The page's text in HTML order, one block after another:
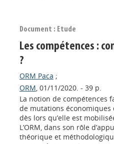
Document : Etude
Les compétences :
?
ORM Paca ;
ORM, 01/11/2020. - 39 p.
La notion de compétences
de mutations économiques
dès lors qu’elle est
L’ORM, dans son rôle
théorique et